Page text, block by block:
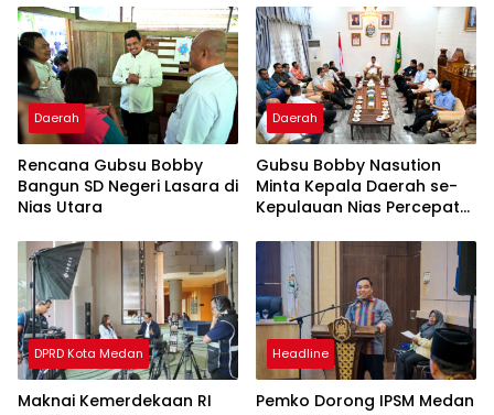
Ribu per Butir
Daerah
Rencana Gubsu Bobby
Bangun SD Negeri Lasara di
Nias Utara
Daerah
Gubsu Bobby Nasution
Minta Kepala Daerah se-
Kepulauan Nias Percepat
DPRD Kota Medan
Maknai Kemerdekaan RI
Headline
Pemko Dorong IPSM Medan